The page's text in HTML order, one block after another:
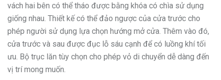
vách hai bên có thể tháo được bằng khóa có chìa sử dụng
giống nhau. Thiết kế có thể đảo ngược của cửa trước cho
phép người sử dụng lựa chọn hướng mở cửa. Thêm vào đó,
cửa trước và sau được đục lỗ sáu cạnh để có luồng khí tối
ưu. Bộ trục lăn tùy chọn cho phép vỏ di chuyển dễ dàng đến
vị trí mong muốn.